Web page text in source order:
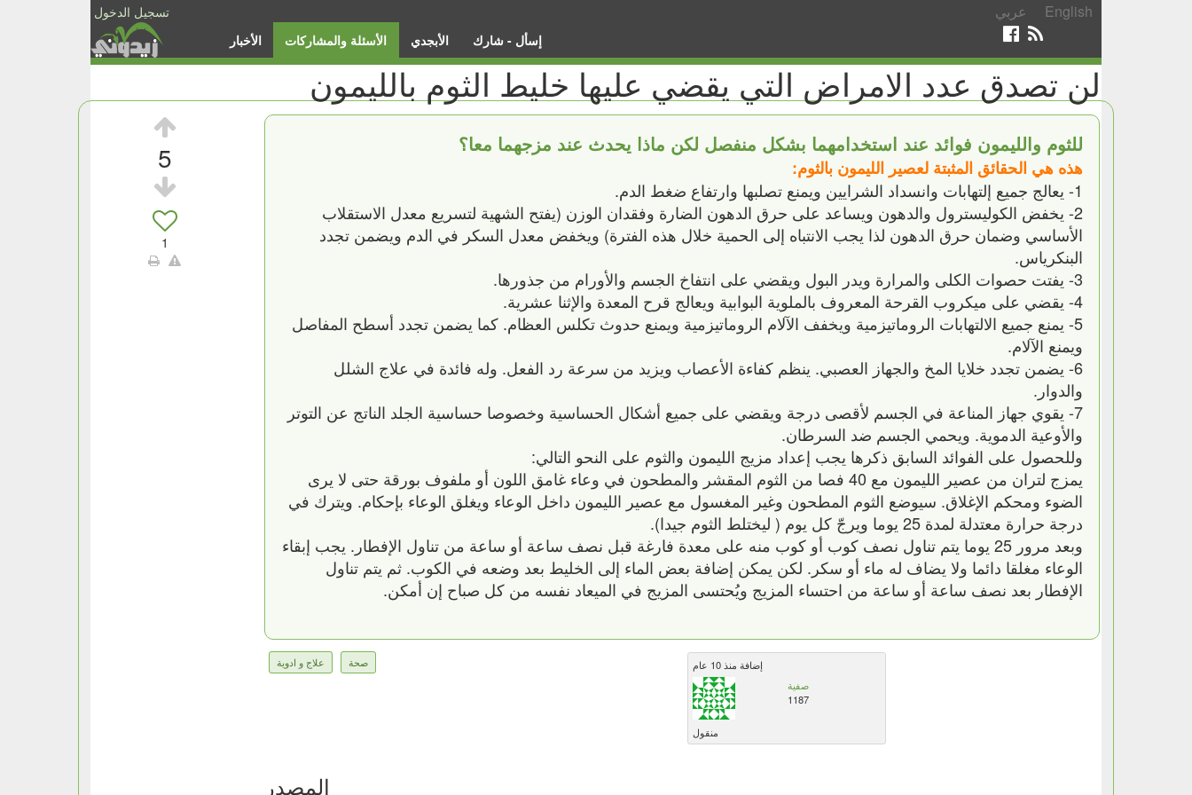
تسجيل الدخول عربي English
الأخبار الأسئلة والمشاركات الأبجدي إسأل - شارك
لن تصدق عدد الامراض التي يقضي عليها خليط الثوم بالليمون
5
1
للثوم والليمون فوائد عند استخدامهما بشكل منفصل لكن ماذا يحدث عند مزجهما معا؟
هذه هي الحقائق المثبتة لعصير الليمون بالثوم:
1- يعالج جميع إلتهابات وانسداد الشرايين ويمنع تصلبها وارتفاع ضغط الدم.
2- يخفض الكوليسترول والدهون ويساعد على حرق الدهون الضارة وفقدان الوزن (يفتح الشهية لتسريع معدل الاستقلاب
الأساسي وضمان حرق الدهون لذا يجب الانتباه إلى الحمية خلال هذه الفترة) ويخفض معدل السكر في الدم ويضمن تجدد
البنكرياس.
3- يفتت حصوات الكلى والمرارة ويدر البول ويقضي على انتفاخ الجسم والأورام من جذورها.
4- يقضي على ميكروب القرحة المعروف بالملوية البوابية ويعالج قرح المعدة والإثنا عشرية.
5- يمنع جميع الالتهابات الروماتيزمية ويخفف الآلام الروماتيزمية ويمنع حدوث تكلس العظام. كما يضمن تجدد أسطح المفاصل
ويمنع الآلام.
6- يضمن تجدد خلايا المخ والجهاز العصبي. ينظم كفاءة الأعصاب ويزيد من سرعة رد الفعل. وله فائدة في علاج الشلل
والدوار.
7- يقوي جهاز المناعة في الجسم لأقصى درجة ويقضي على جميع أشكال الحساسية وخصوصا حساسية الجلد الناتج عن التوتر
والأوعية الدموية. ويحمي الجسم ضد السرطان.
وللحصول على الفوائد السابق ذكرها يجب إعداد مزيج الليمون والثوم على النحو التالي:
يمزج لتران من عصير الليمون مع 40 فصا من الثوم المقشر والمطحون في وعاء غامق اللون أو ملفوف بورقة حتى لا يرى
الضوء ومحكم الإغلاق. سيوضع الثوم المطحون وغير المغسول مع عصير الليمون داخل الوعاء ويغلق الوعاء بإحكام. ويترك في
درجة حرارة معتدلة لمدة 25 يوما ويرجّ كل يوم ( ليختلط الثوم جيدا).
وبعد مرور 25 يوما يتم تناول نصف كوب أو كوب منه على معدة فارغة قبل نصف ساعة أو ساعة من تناول الإفطار. يجب إبقاء
الوعاء مغلقا دائما ولا يضاف له ماء أو سكر. لكن يمكن إضافة بعض الماء إلى الخليط بعد وضعه في الكوب. ثم يتم تناول
الإفطار بعد نصف ساعة أو ساعة من احتساء المزيج ويُحتسى المزيج في الميعاد نفسه من كل صباح إن أمكن.
صحة علاج و ادوية
إضافة منذ 10 عام
صفية
1187
منقول
المصدر